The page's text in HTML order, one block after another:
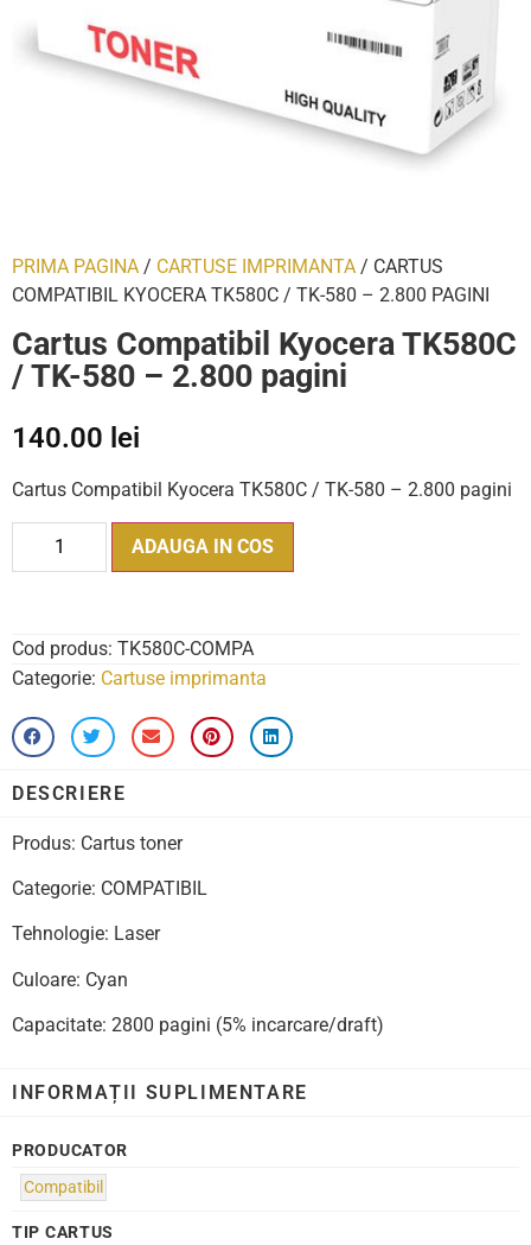
PRIMA PAGINA / CARTUSE IMPRIMANTA / CARTUS
COMPATIBIL KYOCERA TK580C / TK-580 – 2.800 PAGINI
Cartus Compatibil Kyocera TK580C
/ TK-580 – 2.800 pagini
140.00 lei
Cartus Compatibil Kyocera TK580C / TK-580 – 2.800 pagini
ADAUGA IN COS
Cod produs: TK580C-COMPA
Categorie: Cartuse imprimanta
DESCRIERE
Produs: Cartus toner
Categorie: COMPATIBIL
Tehnologie: Laser
Culoare: Cyan
Capacitate: 2800 pagini (5% incarcare/draft)
INFORMAȚII SUPLIMENTARE
PRODUCATOR
Compatibil
TIP CARTUS